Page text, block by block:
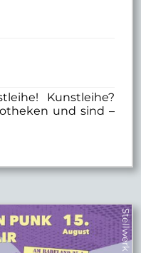
Kunstleihe?
und sind –
Stellwerk